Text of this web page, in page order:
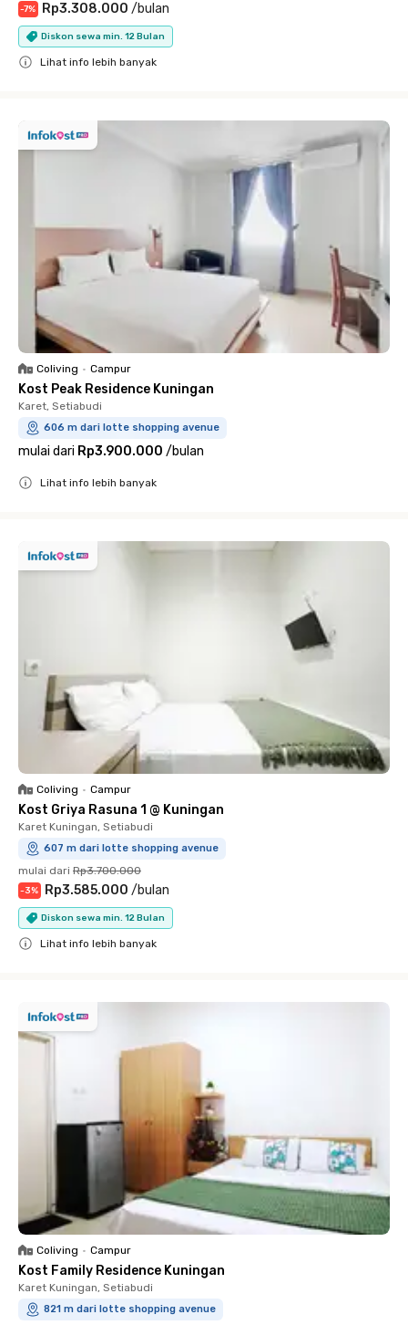
-7% Rp3.308.000 /bulan
Diskon sewa min. 12 Bulan
Lihat info lebih banyak
Coliving • Campur
Kost Peak Residence Kuningan
Karet, Setiabudi
606 m dari lotte shopping avenue
mulai dari Rp3.900.000 /bulan
Lihat info lebih banyak
Coliving • Campur
Kost Griya Rasuna 1 @ Kuningan
Karet Kuningan, Setiabudi
607 m dari lotte shopping avenue
mulai dari Rp3.700.000
-3% Rp3.585.000 /bulan
Diskon sewa min. 12 Bulan
Lihat info lebih banyak
Coliving • Campur
Kost Family Residence Kuningan
Karet Kuningan, Setiabudi
821 m dari lotte shopping avenue